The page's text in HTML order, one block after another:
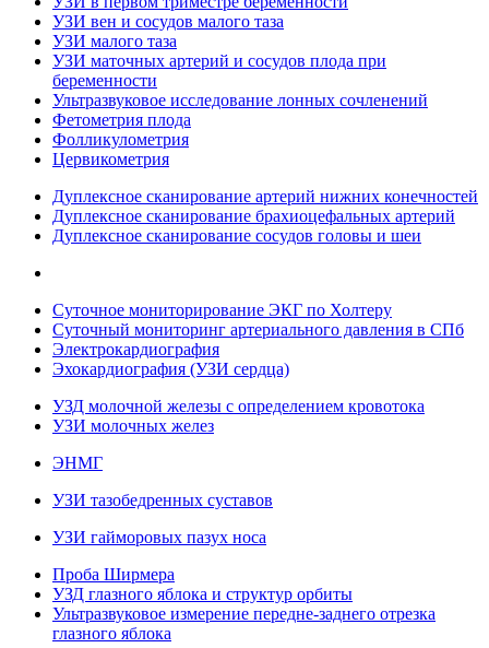
УЗИ вен и сосудов малого таза
УЗИ малого таза
УЗИ маточных артерий и сосудов плода при
беременности
Ультразвуковое исследование лонных сочленений
Фетометрия плода
Фолликулометрия
Цервикометрия
Дуплексное сканирование артерий нижних конечностей
Дуплексное сканирование брахиоцефальных артерий
Дуплексное сканирование сосудов головы и шеи
Суточное мониторирование ЭКГ по Холтеру
Суточный мониторинг артериального давления в СПб
Электрокардиография
Эхокардиография (УЗИ сердца)
УЗД молочной железы с определением кровотока
УЗИ молочных желез
ЭНМГ
УЗИ тазобедренных суставов
УЗИ гайморовых пазух носа
Проба Ширмера
УЗД глазного яблока и структур орбиты
Ультразвуковое измерение передне-заднего отрезка
глазного яблока